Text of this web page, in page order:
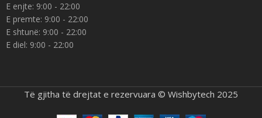
E enjte: 9:00 - 22:00
E premte: 9:00 - 22:00
E shtunë: 9:00 - 22:00
E diel: 9:00 - 22:00
Të gjitha të drejtat e rezervuara © Wishbytech 2025